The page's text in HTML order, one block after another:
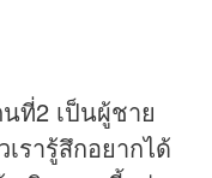
ที่2 เป็นผู้ชาย
รารู้สึกอยากได้